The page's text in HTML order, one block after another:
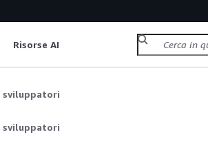
Risorse AI
sviluppatori
sviluppatori